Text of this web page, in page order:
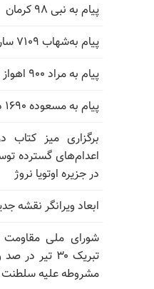
پیام به نبی ۹۸ کرمان
پیام به‌شهاب ۷۱۰۹ ساری
پیام به مراد ۹۰۰ اهواز
پیام به مسعوده ۱۶۹۰ دماوند
برگزاری میز
اعدام‌های گسترده
در جزیره اوتویا نروژ
ابعاد ویرانگر نقشه
شورای ملی مقاومت
تبریک ۳۰
مشروطه علیه